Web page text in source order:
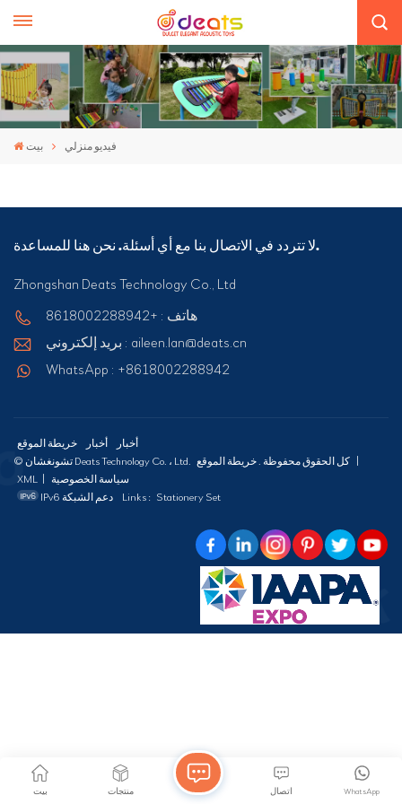
بيت فيديو منزلي
لا تتردد في الاتصال بنا مع أي أسئلة. نحن هنا للمساعدة.
Zhongshan Deats Technology Co., Ltd
هاتف : +8618002288942
بريد إلكتروني : aileen.lan@deats.cn
WhatsApp : +8618002288942
خريطة الموقع أخبار
أخبار
© تشونغشان Deats Technology Co. ، Ltd. كل الحقوق محفوظة .
XML
سياسة الخصوصية
IPv6 دعم الشبكة
Links : Stationery Set
بيت منتجات WhatsApp اتصال